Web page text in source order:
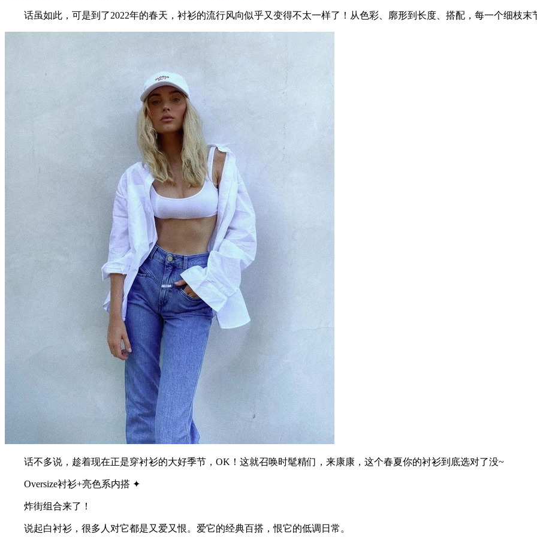
话虽如此，可是到了2022年的春天，衬衫的流行风向似乎又变得不太一样了！从色彩、廓形到长度、搭配，每一个细枝末
话不多说，趁着现在正是穿衬衫的大好季节，OK！这就召唤时髦精们，来康康，这个春夏你的衬衫到底选对了没~
Oversize衬衫+亮色系内搭 ✦
炸街组合来了！
说起白衬衫，很多人对它都是又爱又恨。爱它的经典百搭，恨它的低调日常。